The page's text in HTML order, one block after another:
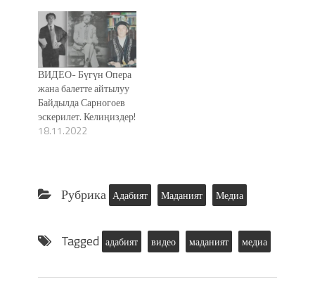
ВИДЕО- Бүгүн Опера
жана балетте айтылуу
Байдылда Сарногоев
эскерилет. Келиңиздер!
18.11.2022
Рубрика Адабият Маданият Медиа
Tagged адабият видео маданият медиа